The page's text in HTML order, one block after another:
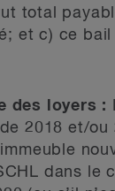
total
et c) ce
des loyers :
2018 et/ou
dans le